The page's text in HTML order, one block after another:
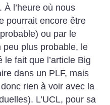
l’heure où nous
pourrait encore être
ou par le
peu plus probable, le
le fait que l’article Big
dans un PLF, mais
rien à voir avec la
L’UCL, pour sa